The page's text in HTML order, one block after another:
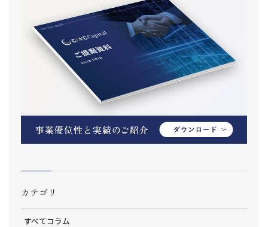
カテゴリ
すべてコラム